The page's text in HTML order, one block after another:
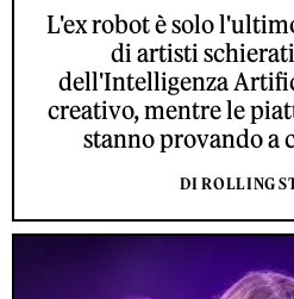
L'ex robot è solo
di artisti
dell'Intelligenza
creativo, mentre le
stanno provando a
DI ROLLING